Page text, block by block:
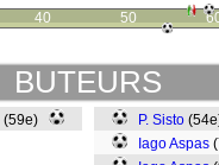
40 50
BUTEURS
(59e) P. Sisto
Iago Aspas